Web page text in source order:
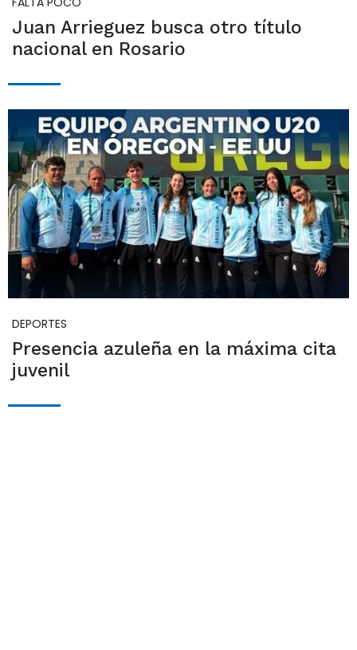
Juan Arrieguez busca otro título
nacional en Rosario
DEPORTES
Presencia azuleña en la máxima cita
juvenil